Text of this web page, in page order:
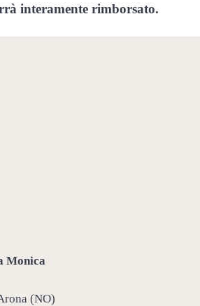
interamente rimborsato.
Monica
(NO)